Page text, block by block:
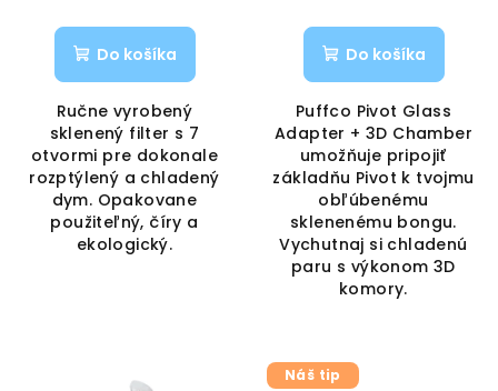
Do košíka
Ručne vyrobený
sklenený filter s 7
otvormi pre dokonale
rozptýlený a chladený
dym. Opakovane
použiteľný, číry a
ekologický.
Do košíka
Puffco Pivot Glass
Adapter + 3D Chamber
umožňuje pripojiť
základňu Pivot k tvojmu
obľúbenému
sklenenému bongu.
Vychutnaj si chladenú
paru s výkonom 3D
komory.
Náš tip